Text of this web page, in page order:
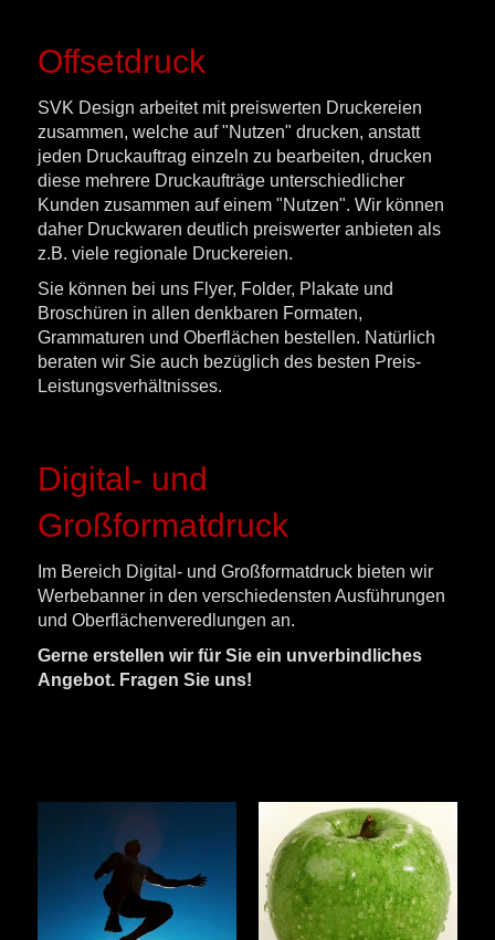
Offsetdruck
SVK Design arbeitet mit preiswerten Druckereien
zusammen, welche auf "Nutzen" drucken, anstatt
jeden Druckauftrag einzeln zu bearbeiten, drucken
diese mehrere Druckaufträge unterschiedlicher
Kunden zusammen auf einem "Nutzen". Wir können
daher Druckwaren deutlich preiswerter anbieten als
z.B. viele regionale Druckereien.
Sie können bei uns Flyer, Folder, Plakate und
Broschüren in allen denkbaren Formaten,
Grammaturen und Oberflächen bestellen. Natürlich
beraten wir Sie auch bezüglich des besten Preis-
Leistungsverhältnisses.
Digital- und
Großformatdruck
Im Bereich Digital- und Großformatdruck bieten wir
Werbebanner in den verschiedensten Ausführungen
und Oberflächenveredlungen an.
Gerne erstellen wir für Sie ein unverbindliches
Angebot. Fragen Sie uns!